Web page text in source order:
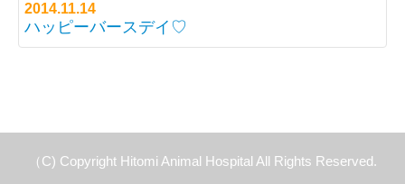
2014.11.14
ハッピーバースデイ♡
（C) Copyright Hitomi Animal Hospital All Rights Reserved.